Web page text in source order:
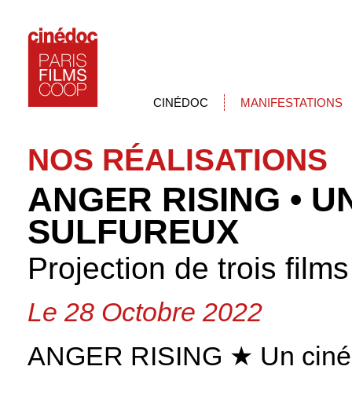
CINÉDOC MANIFESTATIONS
NOS RÉALISATIONS
ANGER RISING •
SULFUREUX
Projection de trois
Le 28 Octobre 2022
ANGER RISING ★ Un